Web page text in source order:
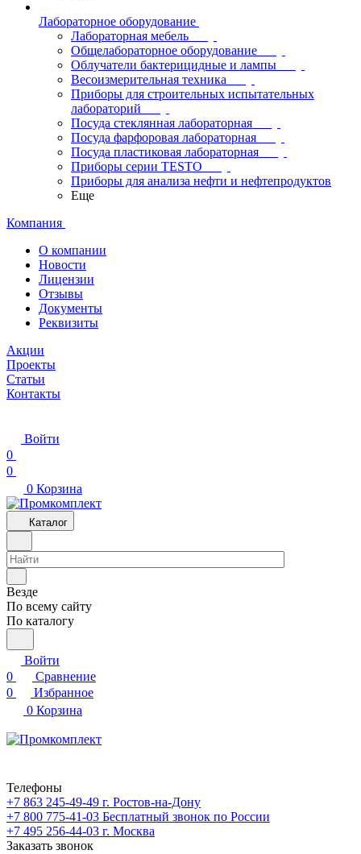
Лабораторное оборудование
Лабораторная мебель
Общелабораторное оборудование
Облучатели бактерицидные и лампы
Весоизмерительная техника
Приборы для строительных испытательных
лабораторий
Посуда стеклянная лабораторная
Посуда фарфоровая лабораторная
Посуда пластиковая лабораторная
Приборы серии TESTO
Приборы для анализа нефти и нефтепродуктов
Еще
Компания
О компании
Новости
Лицензии
Отзывы
Документы
Реквизиты
Акции
Проекты
Статьи
Контакты
Войти
0
0
0 Корзина
Каталог
Везде
По всему сайту
По каталогу
Войти
0
Сравнение
0
Избранное
0 Корзина
Телефоны
+7 863 245-49-49 г. Ростов-на-Дону
+7 800 775-41-03 Бесплатный звонок по России
+7 495 256-44-03 г. Москва
Заказать звонок